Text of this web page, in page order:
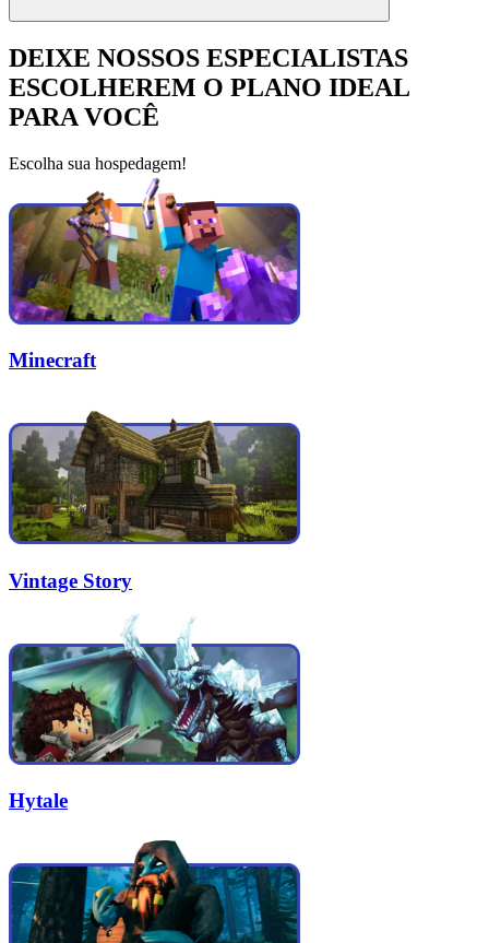
DEIXE NOSSOS ESPECIALISTAS
ESCOLHEREM O PLANO IDEAL
PARA VOCÊ
Escolha sua hospedagem!
Minecraft
Vintage Story
Hytale